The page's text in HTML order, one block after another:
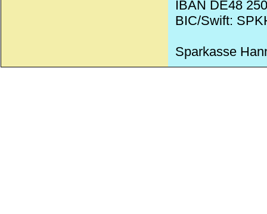
IBAN DE48
BIC/Swift:
Sparkasse